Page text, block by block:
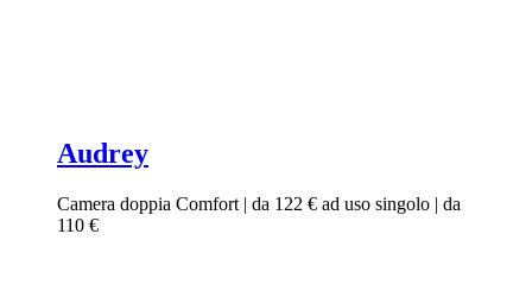
Audrey
Camera doppia Comfort | da 122 € ad uso singolo | da
110 €